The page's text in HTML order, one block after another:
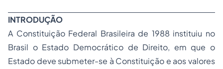
INTRODUÇÃO
A Constituição Federal Brasileira de 1988 instituiu no
Brasil o Estado Democrático de Direito, em que o
Estado deve submeter-se à Constituição e aos valores